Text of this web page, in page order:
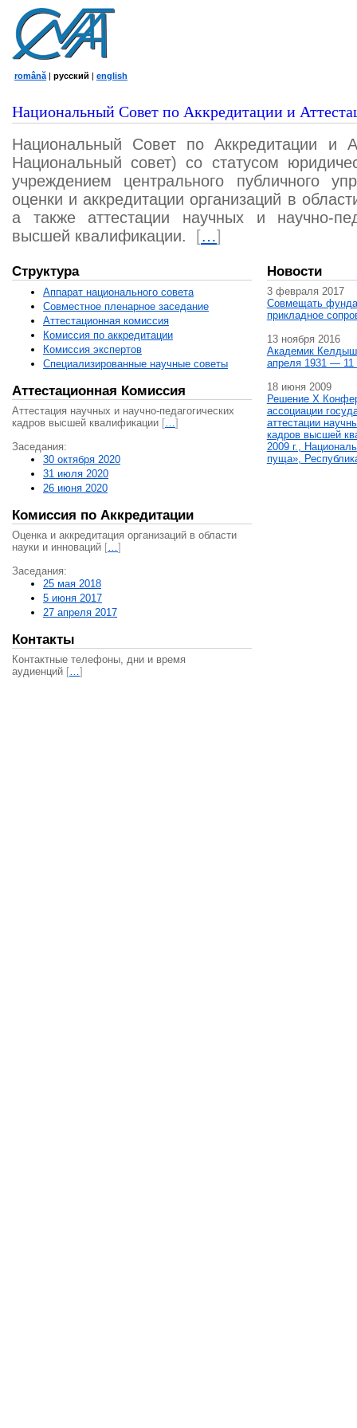
română | русский | english
Национальный Совет по Аккредитации и
Национальный Совет по Аккредитации и
Национальный совет) со статусом
учреждением центрального публичного
оценки и аккредитации организаций в
а также аттестации научных и научно-
высшей квалификации.
[…]
Структура
Аппарат национального совета
Совместное пленарное заседание
Аттестационная комисcия
Комиссия по аккредитации
Комиссия экспертов
Специализированные научные советы
Аттестационная Комиссия
Аттестация научных и научно-педагогических
кадров высшей квалификации […]
Заседания:
30 октября 2020
31 июля 2020
26 июня 2020
Комиссия по Аккредитации
Оценка и аккредитация организаций в области
науки и инноваций […]
Заседания:
25 мая 2018
5 июня 2017
27 апреля 2017
Контакты
Контактные телефоны, дни и время
аудиенций […]
Новости
3 февраля 2017
Совмещать
прикладное
13 ноября 2016
Академик
апреля 1931 — 11
18 июня 2009
Решение X
ассоциации
аттестации
кадров высшей
2009 г.,
пуща»,